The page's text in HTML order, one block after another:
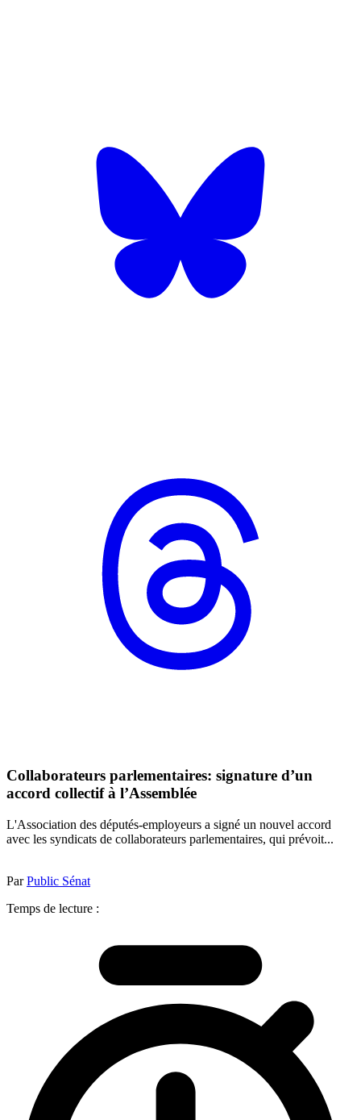
Collaborateurs parlementaires: signature d’un
accord collectif à l’Assemblée
L'Association des députés-employeurs a signé un nouvel accord
avec les syndicats de collaborateurs parlementaires, qui prévoit...
ParPublic Sénat
Temps de lecture :